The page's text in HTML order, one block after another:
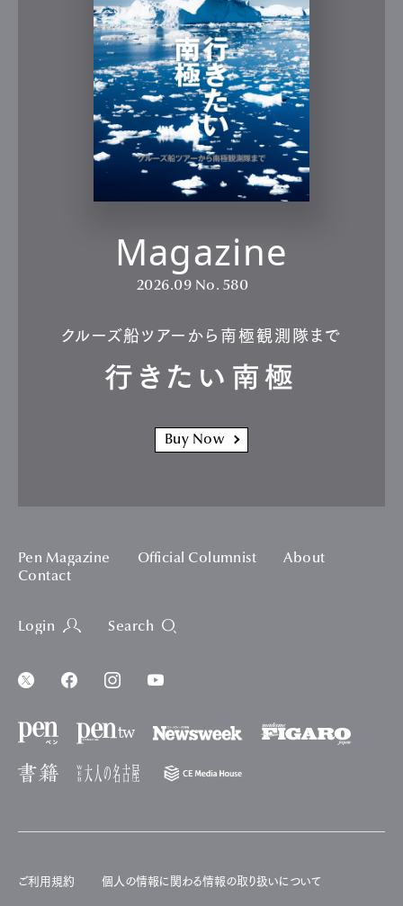
Magazine
2026.09 No. 580
クルーズ船ツアーから南極観測隊まで
行きたい南極
Buy Now
Pen Magazine Official Columnist
About
Contact
Login Search
ご利用規約 個人の情報に関わる情報の取り扱いについて